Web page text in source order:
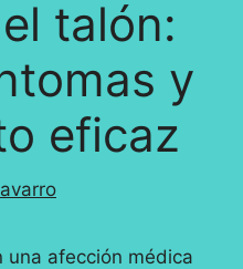
talón:
y
eficaz
una afección médica